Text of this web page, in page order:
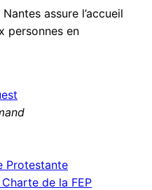
assure l’accueil
personnes en
Protestante
Charte de la FEP